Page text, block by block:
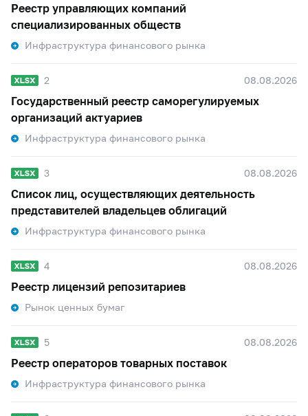
Реестр управляющих компаний
специализированных обществ
Инфраструктура финансового рынка
2 08.08.2026
Государственный реестр саморегулируемых
организаций актуариев
Инфраструктура финансового рынка
3 08.08.2026
Список лиц, осуществляющих деятельность
представителей владельцев облигаций
Инфраструктура финансового рынка
4 08.08.2026
Реестр лицензий репозитариев
Рынок ценных бумаг
5 08.08.2026
Реестр операторов товарных поставок
Инфраструктура финансового рынка